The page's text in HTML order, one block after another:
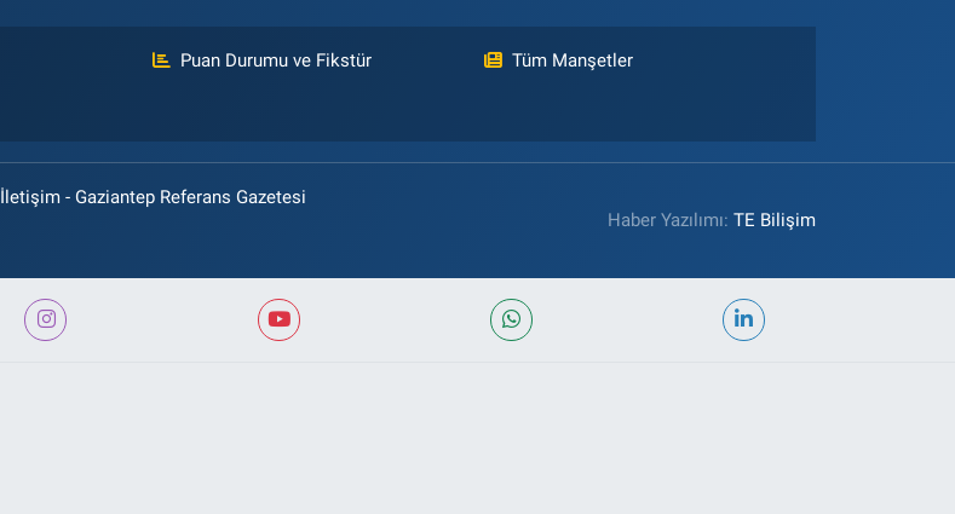
Puan Durumu ve Fikstür Tüm Manşetler
İletişim - Gaziantep Referans Gazetesi
Haber Yazılımı:TE Bilişim